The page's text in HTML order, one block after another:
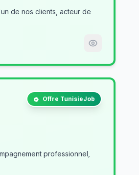
de nos clients, acteur de
Offre TunisieJob
professionnel,